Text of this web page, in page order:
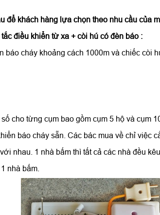
để khách hàng lựa chọn theo nhu cầu của
điều khiển từ xa + còi hú có đèn báo :
cháy khoảng cách 1000m và chiếc còi
cho từng cụm bao gồm cụm 5 hộ và cụm
báo cháy sẵn. Các bác mua về chỉ việc
nhau. 1 nhà bấm thì tất cả các nhà đều kêu.
nhà bấm.